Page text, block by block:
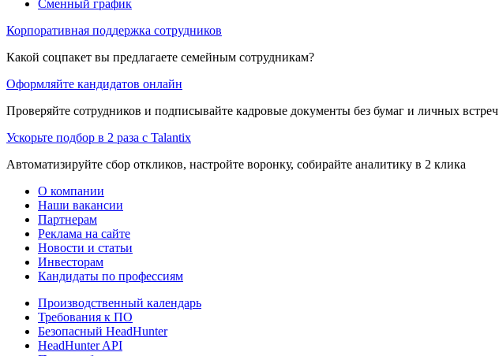
Сменный график
Корпоративная поддержка сотрудников
Какой соцпакет вы предлагаете семейным сотрудникам?
Оформляйте кандидатов онлайн
Проверяйте сотрудников и подписывайте кадровые документы без бумаг и личных встреч
Ускорьте подбор в 2 раза с Talantix
Автоматизируйте сбор откликов, настройте воронку, собирайте аналитику в 2 клика
О компании
Наши вакансии
Партнерам
Реклама на сайте
Новости и статьи
Инвесторам
Кандидаты по профессиям
Производственный календарь
Требования к ПО
Безопасный HeadHunter
HeadHunter API